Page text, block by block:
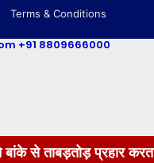
Terms & Conditions
+91 8809666000
प्रहार करता रहा